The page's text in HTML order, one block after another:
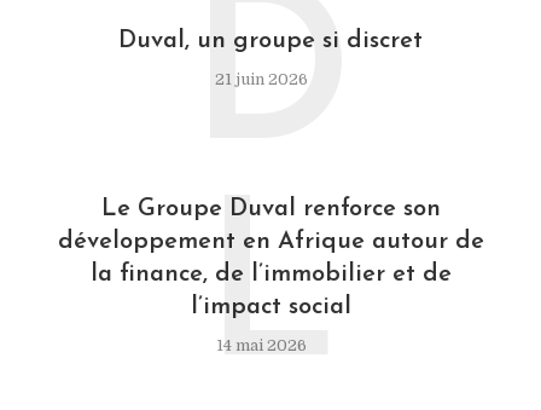
Duval, un groupe si discret
21 juin 2026
D
Le Groupe Duval renforce son
développement en Afrique autour de
la finance, de l’immobilier et de
l’impact social
14 mai 2026
L